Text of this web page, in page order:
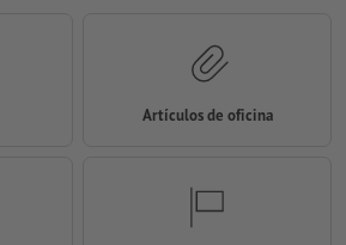
Artículos de oficina